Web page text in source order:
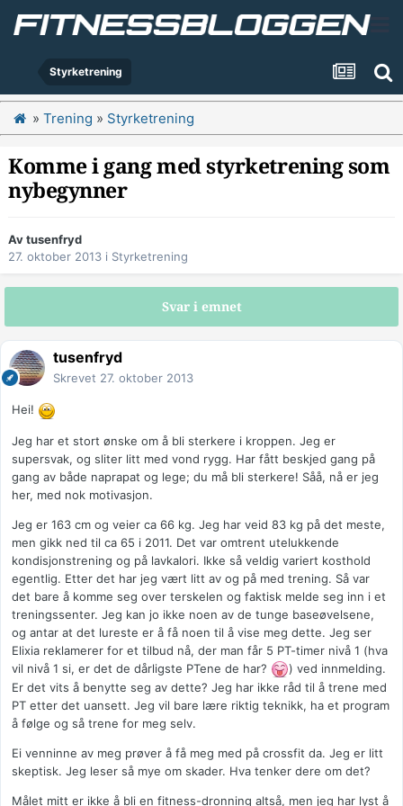
Styrketrening
» Trening » Styrketrening
Komme i gang med styrketrening som
nybegynner
Avtusenfryd
27. oktober 2013 i Styrketrening
Svar i emnet
tusenfryd
Skrevet 27. oktober 2013
Hei!
Jeg har et stort ønske om å bli sterkere i kroppen. Jeg er
supersvak, og sliter litt med vond rygg. Har fått beskjed gang på
gang av både naprapat og lege; du må bli sterkere! Såå, nå er jeg
her, med nok motivasjon.
Jeg er 163 cm og veier ca 66 kg. Jeg har veid 83 kg på det meste,
men gikk ned til ca 65 i 2011. Det var omtrent utelukkende
kondisjonstrening og på lavkalori. Ikke så veldig variert kosthold
egentlig. Etter det har jeg vært litt av og på med trening. Så var
det bare å komme seg over terskelen og faktisk melde seg inn i et
treningssenter. Jeg kan jo ikke noen av de tunge baseøvelsene,
og antar at det lureste er å få noen til å vise meg dette. Jeg ser
Elixia reklamerer for et tilbud nå, der man får 5 PT-timer nivå 1 (hva
vil nivå 1 si, er det de dårligste PTene de har?
) ved innmelding.
Er det vits å benytte seg av dette? Jeg har ikke råd til å trene med
PT etter det uansett. Jeg vil bare lære riktig teknikk, ha et program
å følge og så trene for meg selv.
Ei venninne av meg prøver å få meg med på crossfit da. Jeg er litt
skeptisk. Jeg leser så mye om skader. Hva tenker dere om det?
Målet mitt er ikke å bli en fitness-dronning altså, men jeg har lyst å